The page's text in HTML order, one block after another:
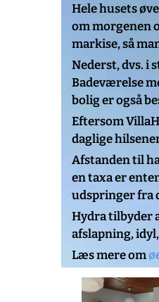
Hele husets
om morgenen
markise, så
Nederst, dvs. i
Badeværelse
bolig er også
Eftersom
daglige
Afstanden til
en taxa er
udspringer fra
Hydra tilbyder
afslapning,
Læs mere om